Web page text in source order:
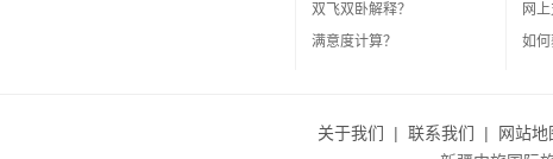
双飞双卧解释？
满意度计算？
网上
如何
关于我们 | 联系我们 | 网站地